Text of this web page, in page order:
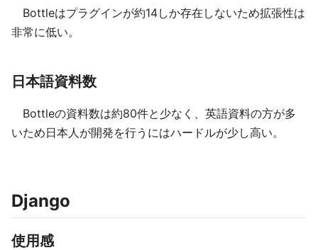
Bottleはプラグインが約14しか存在しないため拡張性は
非常に低い。
日本語資料数
Bottleの資料数は約80件と少なく、英語資料の方が多
いため日本人が開発を行うにはハードルが少し高い。
Django
使用感